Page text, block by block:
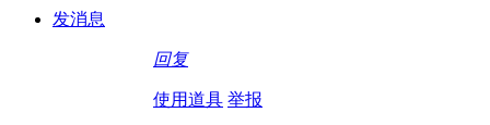
发消息
回复
使用道具 举报